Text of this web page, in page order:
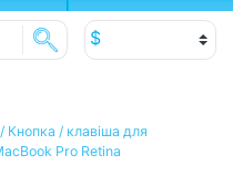
/ Кнопка / клавіша для
Pro Retina